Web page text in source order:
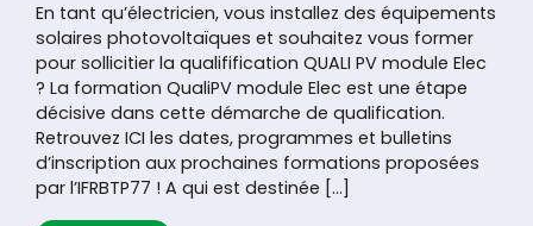
En tant qu’électricien, vous installez des équipements
solaires photovoltaïques et souhaitez vous former
pour sollicitier la qualifification QUALI PV module Elec
? La formation QualiPV module Elec est une étape
décisive dans cette démarche de qualification.
Retrouvez ICI les dates, programmes et bulletins
d’inscription aux prochaines formations proposées
par l’IFRBTP77 ! A qui est destinée […]